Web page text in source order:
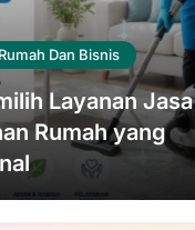
Dan Bisnis
Layanan Jasa
Rumah yang